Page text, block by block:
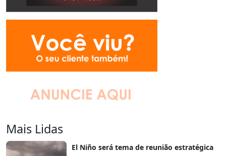
Mais Lidas
El Niño será tema de reunião estratégica